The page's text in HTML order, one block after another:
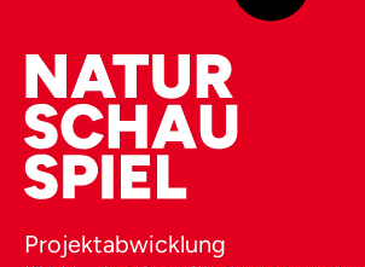
Projektabwicklung